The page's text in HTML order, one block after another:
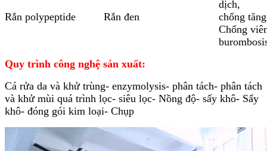
Rắn polypeptide Rắn đen
dịch,
chống
Chống
Quy trình công nghệ sản xuất:
Cá rửa da và khử trùng- enzymolysis- phân tách- phân tách
và khử mùi quá trình lọc- siêu lọc- Nồng độ- sấy khô- Sấy
khô- đóng gói kim loại- Chụp